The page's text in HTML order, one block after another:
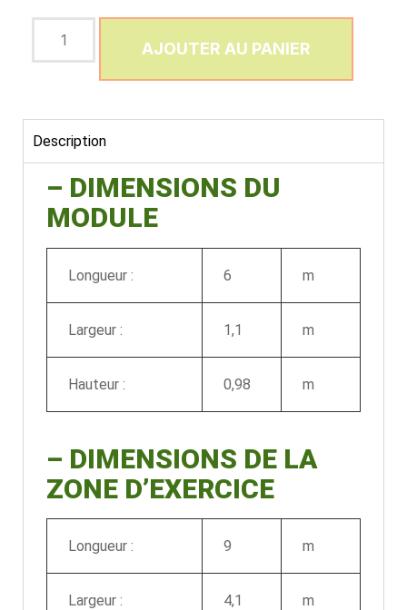
AJOUTER AU PANIER
Description
– DIMENSIONS DU
MODULE
Longueur : 6 m
Largeur : 1,1 m
Hauteur : 0,98 m
– DIMENSIONS DE LA
ZONE D’EXERCICE
Longueur : 9 m
Largeur : 4,1 m